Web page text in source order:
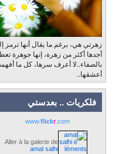
زهرتي هي، برغم ما يقال أنها ترمز
أجدها أكثر من زهرة، إنها جوهرة
بالصفاء..لا أعرف سرها، كل ما
أعشقها..
فلكريات .. بعدستي
www.flickr .com
Aller à la galerie de
amal salhi